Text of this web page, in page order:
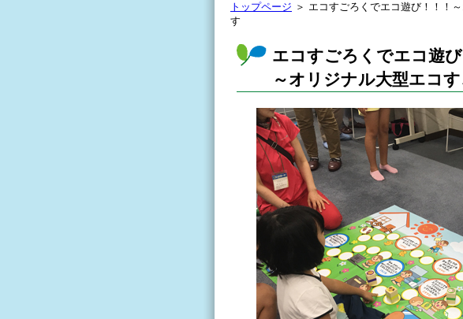
トップページ ＞ エコすごろくでエコ遊び！！！
す
エコすごろくでエコ遊び
～オリジナル大型エコ